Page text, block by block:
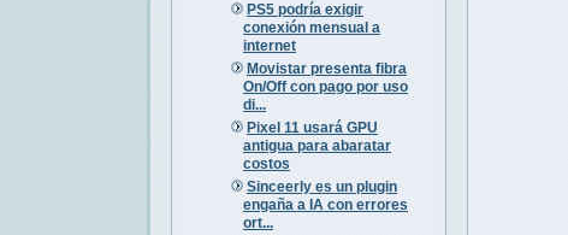
PS5 podría exigir
conexión mensual a
internet
Movistar presenta fibra
On/Off con pago por uso
di...
Pixel 11 usará GPU
antigua para abaratar
costos
Sinceerly es un plugin
engaña a IA con errores
ort...